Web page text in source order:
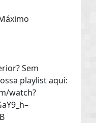
Sem
playlist aqui:
watch?